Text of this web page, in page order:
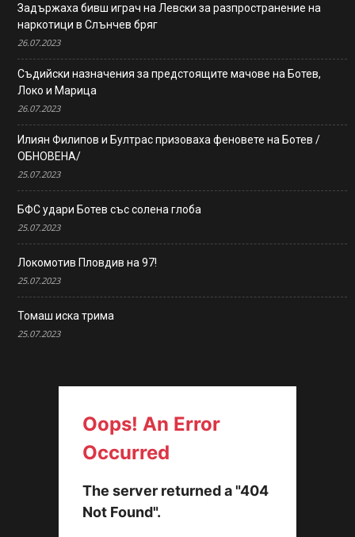
Задържаха бивш играч на Левски за разпространение на
наркотици в Слънчев бряг
26.07.2023
Съдийски назначения за предстоящите мачове на Ботев,
Локо и Марица
26.07.2023
Илиян Филипов и Бултрас призоваха феновете на Ботев /
ОБНОВЕНА/
25.07.2023
БФС удари Ботев със солена глоба
25.07.2023
Локомотив Пловдив на 97!
25.07.2023
Томаш иска трима
25.07.2023